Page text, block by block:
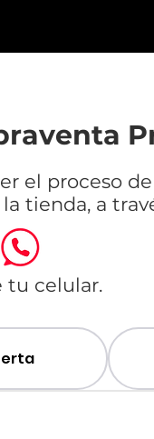
el proceso
tienda, a
tu celular.